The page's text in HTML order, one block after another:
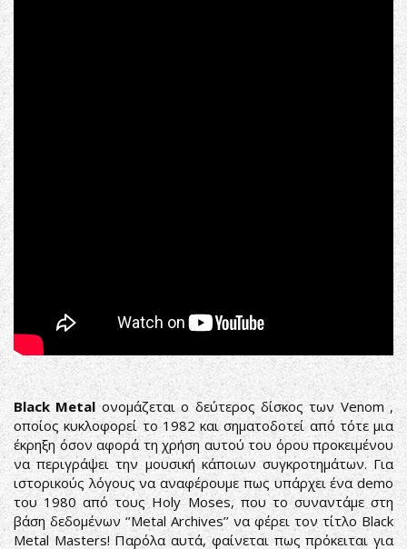
Black Metalονομάζεται ο δεύτερος δίσκος των Venom ,
οποίος κυκλοφορεί το 1982 και σηματοδοτεί από τότε μια
έκρηξη όσον αφορά τη χρήση αυτού του όρου προκειμένου
να περιγράψει την μουσική κάποιων συγκροτημάτων. Για
ιστορικούς λόγους να αναφέρουμε πως υπάρχει ένα demo
του 1980 από τους Holy Moses, που το συναντάμε στη
βάση δεδομένων ‘’Metal Archives’’ να φέρει τον τίτλο Black
Metal Masters! Παρόλα αυτά, φαίνεται πως πρόκειται για